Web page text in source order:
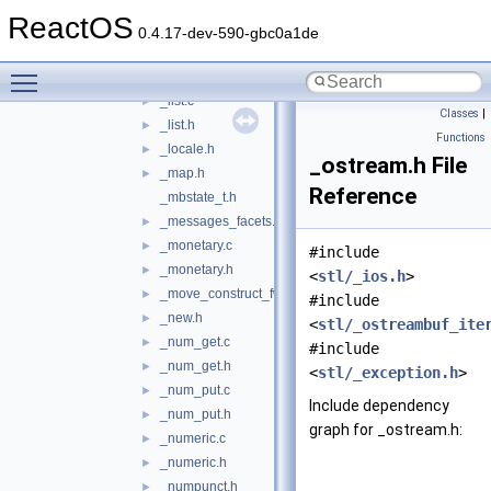
ReactOS 0.4.17-dev-590-gbc0a1de
► _iterator_old.h
► _list.c
► _list.h
► _locale.h
►
_map.h
_mbstate_t.h
► _messages_facets.h
► _monetary.c
► _monetary.h
► _move_construct_fwk.h
► _new.h
► _num_get.c
► _num_get.h
► _num_put.c
► _num_put.h
► _numeric.c
► _numeric.h
► _numpunct.h
Classes |
Functions
_ostream.h File
Reference
#include
<stl/_ios.h>
#include
<stl/
#include
<stl/_exception.h>
Include dependency
graph for _ostream.h: